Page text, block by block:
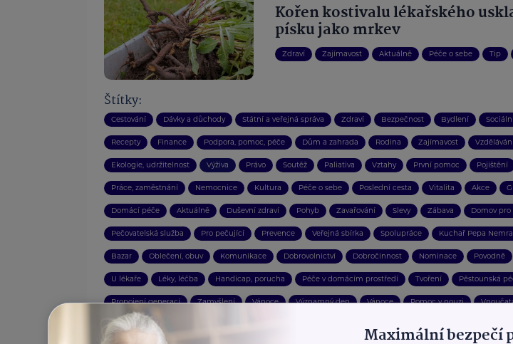
Kořen kostivalu lékařského
písku jako mrkev
Zdraví Zajímavost Aktuálně Péče o sebe Tip
Štítky:
Cestování Dávky a důchody Státní a veřejná správa Zdraví Bezpečnost Bydlení
Recepty Finance Podpora, pomoc, péče Dům a zahrada Rodina Zajímavost
Ekologie, udržitelnost Výživa Právo Soutěž Paliativa Vztahy První pomoc Pojištění
Práce, zaměstnání Nemocnice Kultura Péče o sebe Poslední cesta Vitalita Akce
Domácí péče Aktuálně Duševní zdraví Pohyb Zavařování Slevy Zábava Domov pro
Pečovatelská služba Pro pečující Prevence Veřejná sbírka Spolupráce Kuchař Pepa
Bazar Oblečení, obuv Komunikace Dobrovolnictví Dobročinnost Nominace Povodně
U lékaře Léky, léčba Handicap, porucha Péče v domácím prostředí Tvoření Pěstounská
Propojení generací Zamyšlení Vánoce Významný den Vánoce Pomoc v nouzi
Lázně a wellness Maximální bezpečí